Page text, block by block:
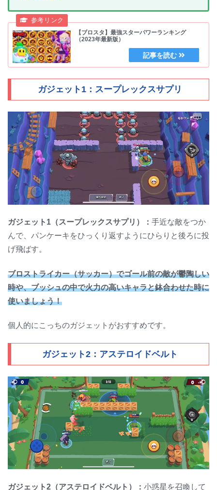
【ブロスタ】最強スターパワーランキング
（2023年最新版）
ガジェット1：スープレックスサプリ
ガジェット1（スープレックスサプリ）： 手近な敵をつか
んで、パンケーキをひっくり返すようにひらりと後ろに投
げ飛ばす。
ブロストライカー（サッカー）でゴール前の敵が鬱陶しい
時や、ブッシュの中で火力の高いキャラと鉢合わせた時に
使いましょう！
個人的にこっちのガジェットがおすすめです。
ガジェット2：アステロイドベルト
ガジェット2（アステロイドベルト）： 小惑星を召喚して